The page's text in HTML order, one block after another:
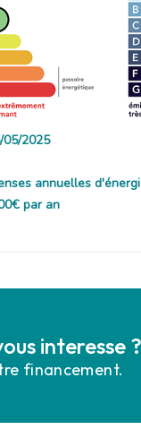
2025
annuelles
par an
interesse ?
financement.